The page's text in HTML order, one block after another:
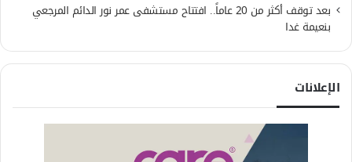
بعد توقف أكثر من 20 عاماً.. افتتاح مستشفى عمر نور الدائم المرجعي
بنعيمة غدا
الإعلانات